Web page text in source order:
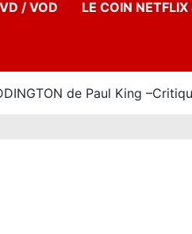
/ VOD LE COIN NETFLIX
de Paul King